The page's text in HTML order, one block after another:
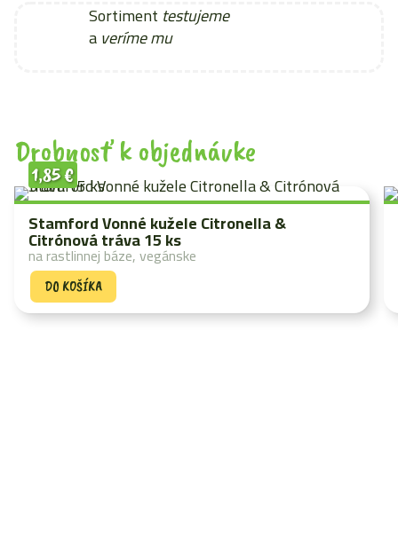
Sortiment testujeme
averíme mu
Drobnosť k objednávke
Stamford Vonné kužele Citronella &
Citrónová tráva 15 ks
1,85€
na rastlinnej báze, vegánske
DO KOŠÍKA